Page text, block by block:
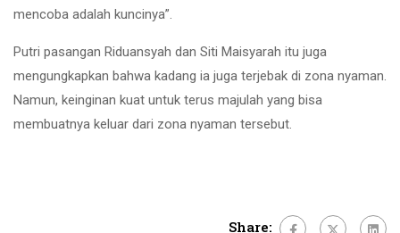
mencoba adalah kuncinya”.
Putri pasangan Riduansyah dan Siti Maisyarah itu juga
mengungkapkan bahwa kadang ia juga terjebak di zona nyaman.
Namun, keinginan kuat untuk terus majulah yang bisa
membuatnya keluar dari zona nyaman tersebut.
Share: